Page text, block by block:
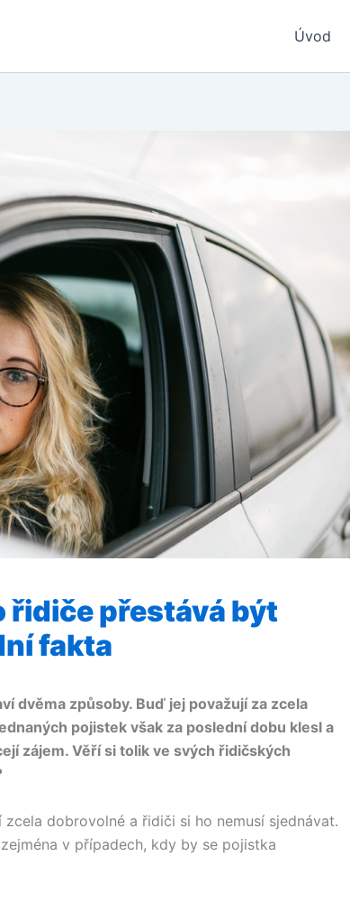
Úvod
řidiče přestává být
fakta
dvěma způsoby. Buď jej považují za zcela
pojistek však za poslední dobu klesl a
zájem. Věří si tolik ve svých řidičských
dobrovolné a řidiči si ho nemusí sjednávat.
v případech, kdy by se pojistka